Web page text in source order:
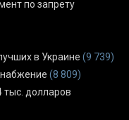
по запрету
в Украине (9 739)
(8 809)
долларов